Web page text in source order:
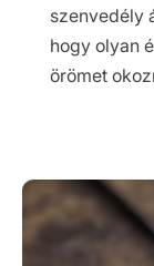
szenvedély
hogy olyan
örömet